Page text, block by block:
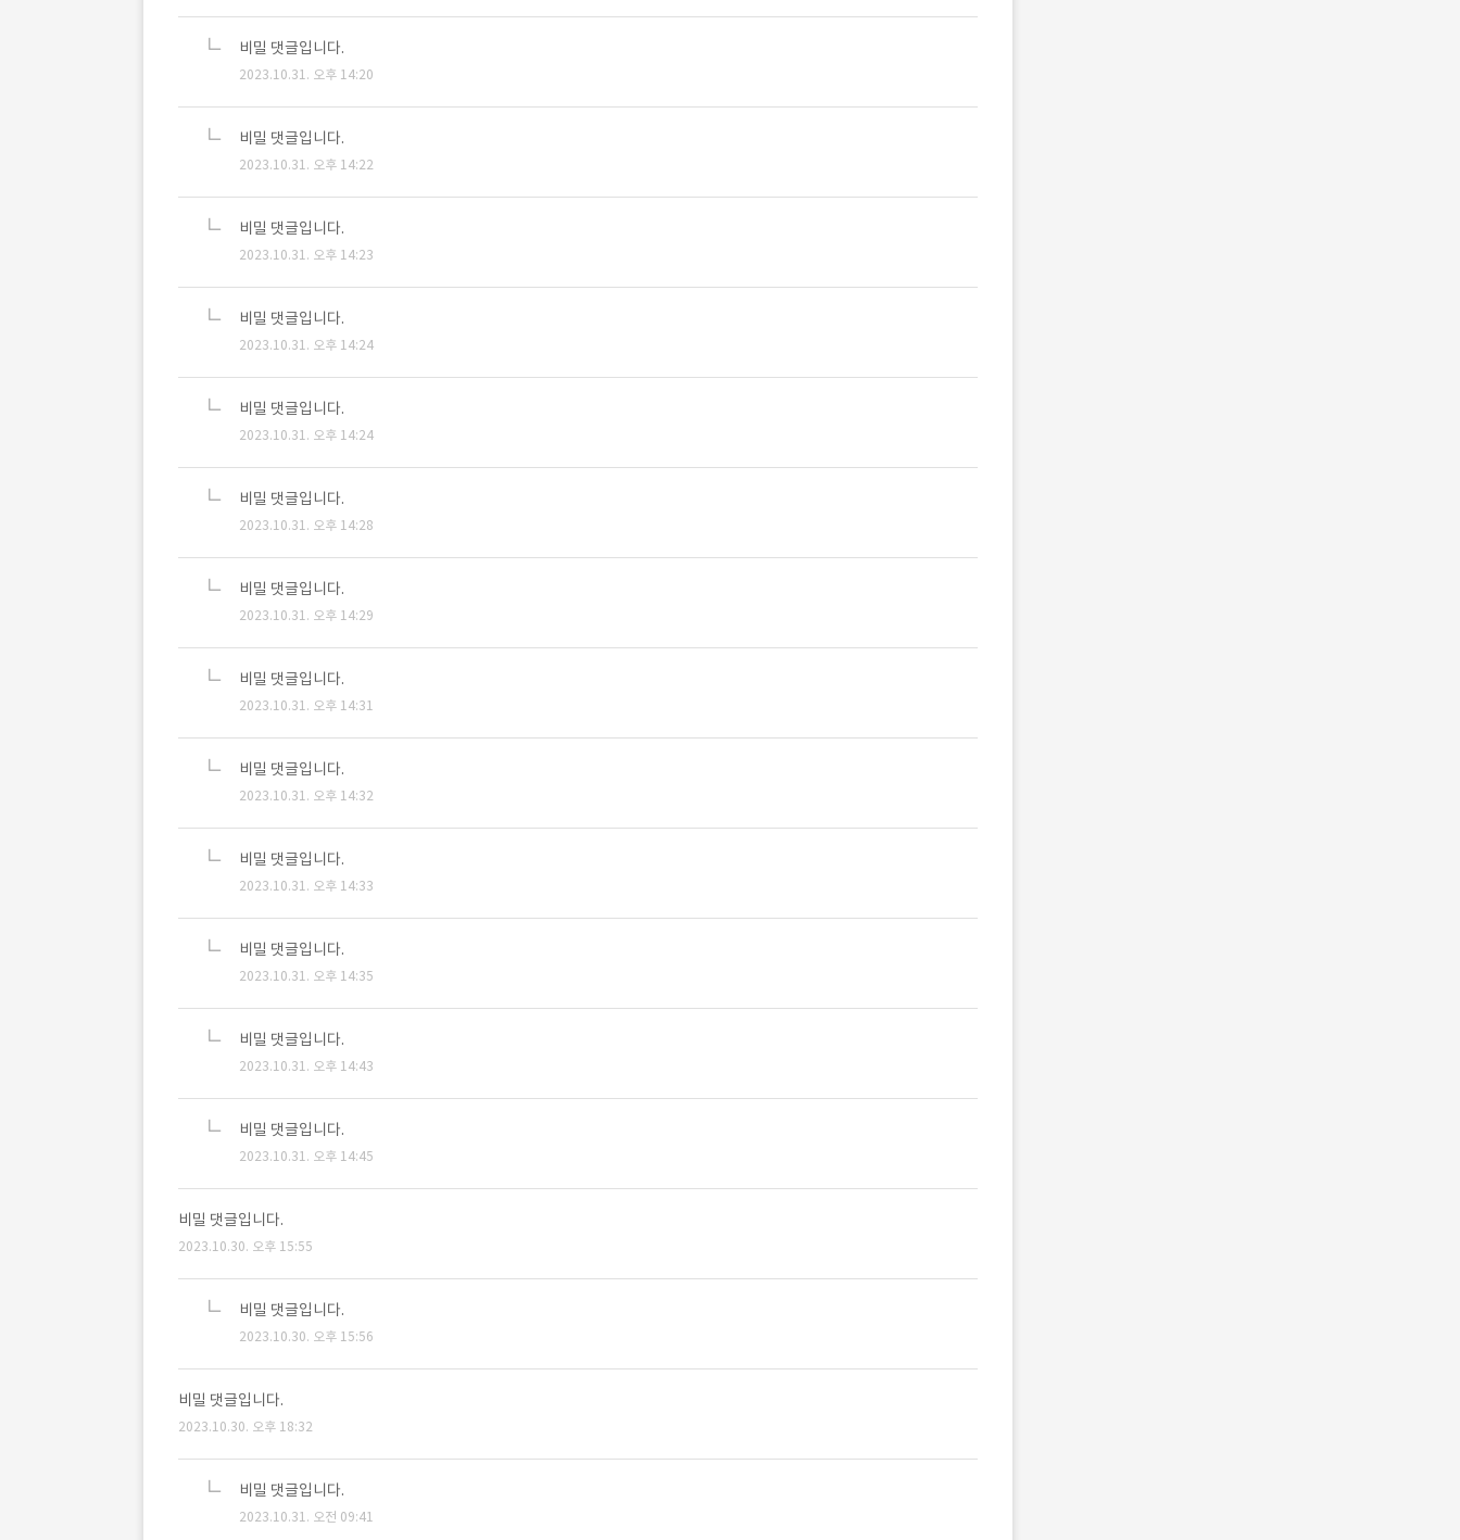
비밀 댓글입니다.
2023.10.31. 오후 14:20
비밀 댓글입니다.
2023.10.31. 오후 14:22
비밀 댓글입니다.
2023.10.31. 오후 14:23
비밀 댓글입니다.
2023.10.31. 오후 14:24
비밀 댓글입니다.
2023.10.31. 오후 14:24
비밀 댓글입니다.
2023.10.31. 오후 14:28
비밀 댓글입니다.
2023.10.31. 오후 14:29
비밀 댓글입니다.
2023.10.31. 오후 14:31
비밀 댓글입니다.
2023.10.31. 오후 14:32
비밀 댓글입니다.
2023.10.31. 오후 14:33
비밀 댓글입니다.
2023.10.31. 오후 14:35
비밀 댓글입니다.
2023.10.31. 오후 14:43
비밀 댓글입니다.
2023.10.31. 오후 14:45
비밀 댓글입니다.
2023.10.30. 오후 15:55
비밀 댓글입니다.
2023.10.30. 오후 15:56
비밀 댓글입니다.
2023.10.30. 오후 18:32
비밀 댓글입니다.
2023.10.31. 오전 09:41